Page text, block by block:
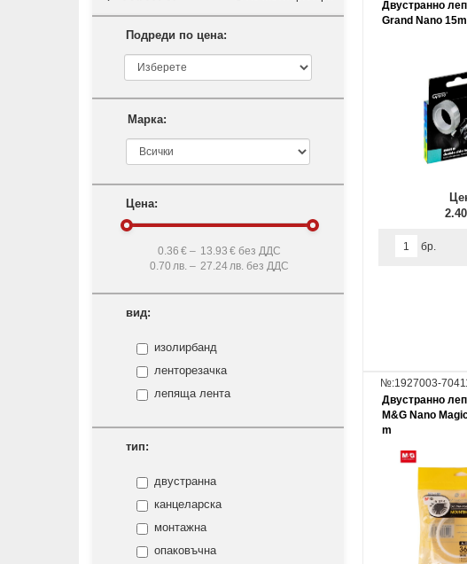
Подреди по цена:
Марка:
Цена:
0.36 € – 13.93 € без ДДС
0.70 лв. – 27.24лв. без ДДС
вид:
изолирбанд
ленторезачка
лепяща лента
тип:
двустраннa
канцеларска
монтажна
опаковъчна
Двустранно
Grand Nano
бр.
№:1927003-
Двустранно
M&G Nano
m